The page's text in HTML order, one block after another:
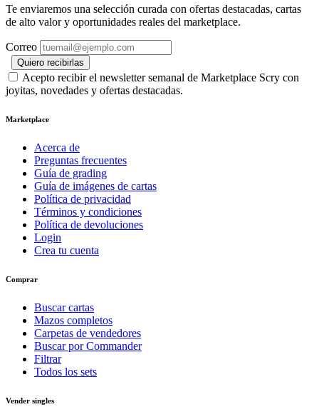
Te enviaremos una selección curada con ofertas destacadas, cartas
de alto valor y oportunidades reales del marketplace.
Correo
Quiero recibirlas
Acepto recibir el newsletter semanal de Marketplace Scry con
joyitas, novedades y ofertas destacadas.
Marketplace
Acerca de
Preguntas frecuentes
Guía de grading
Guía de imágenes de cartas
Política de privacidad
Términos y condiciones
Política de devoluciones
Login
Crea tu cuenta
Comprar
Buscar cartas
Mazos completos
Carpetas de vendedores
Buscar por Commander
Filtrar
Todos los sets
Vender singles